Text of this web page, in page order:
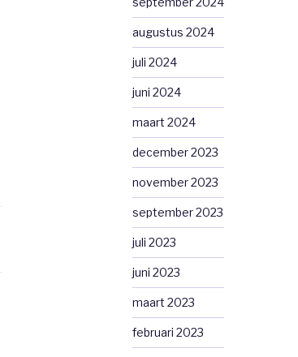
augustus 2024
juli 2024
juni 2024
maart 2024
december 2023
november 2023
september 2023
juli 2023
juni 2023
maart 2023
februari 2023